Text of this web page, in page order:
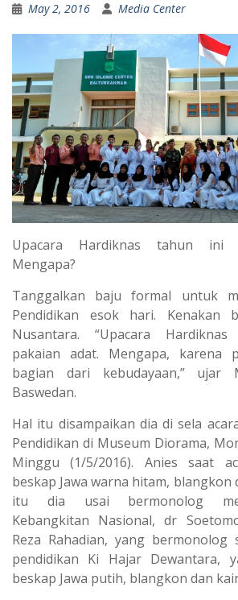
May 2, 2016 Media Center
Upacara Hardiknas tahun ini
Mengapa?
Tanggalkan baju formal untuk
Pendidikan esok hari. Kenakan
Nusantara. “Upacara
pakaian adat. Mengapa, karena
bagian dari kebudayaan,” ujar
Baswedan.
Hal itu disampaikan dia di sela
Pendidikan di Museum Diorama,
Minggu (1/5/2016). Anies saat
beskap Jawa warna hitam, blangkon
itu dia usai bermonolog
Kebangkitan Nasional, dr
Reza Rahadian, yang bermonolog
pendidikan Ki Hajar Dewantara,
beskap Jawa putih, blangkon dan